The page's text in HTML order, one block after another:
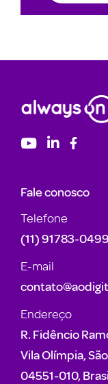
Fale conosco
Telefone
(11) 91783-0499
E-mail
Endereço
R. Fidêncio
Vila Olímpia,
04551-010,